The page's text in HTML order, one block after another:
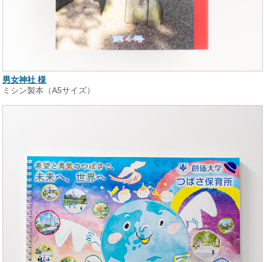
男女神社 様
ミシン製本（A5サイズ）